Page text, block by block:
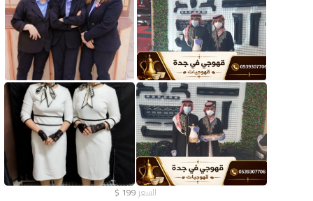
السعر 199
$